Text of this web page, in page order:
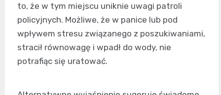
to, że w tym miejscu uniknie uwagi patroli
policyjnych. Możliwe, że w panice lub pod
wpływem stresu związanego z poszukiwaniami,
stracił równowagę i wpadł do wody, nie
potrafiąc się uratować.